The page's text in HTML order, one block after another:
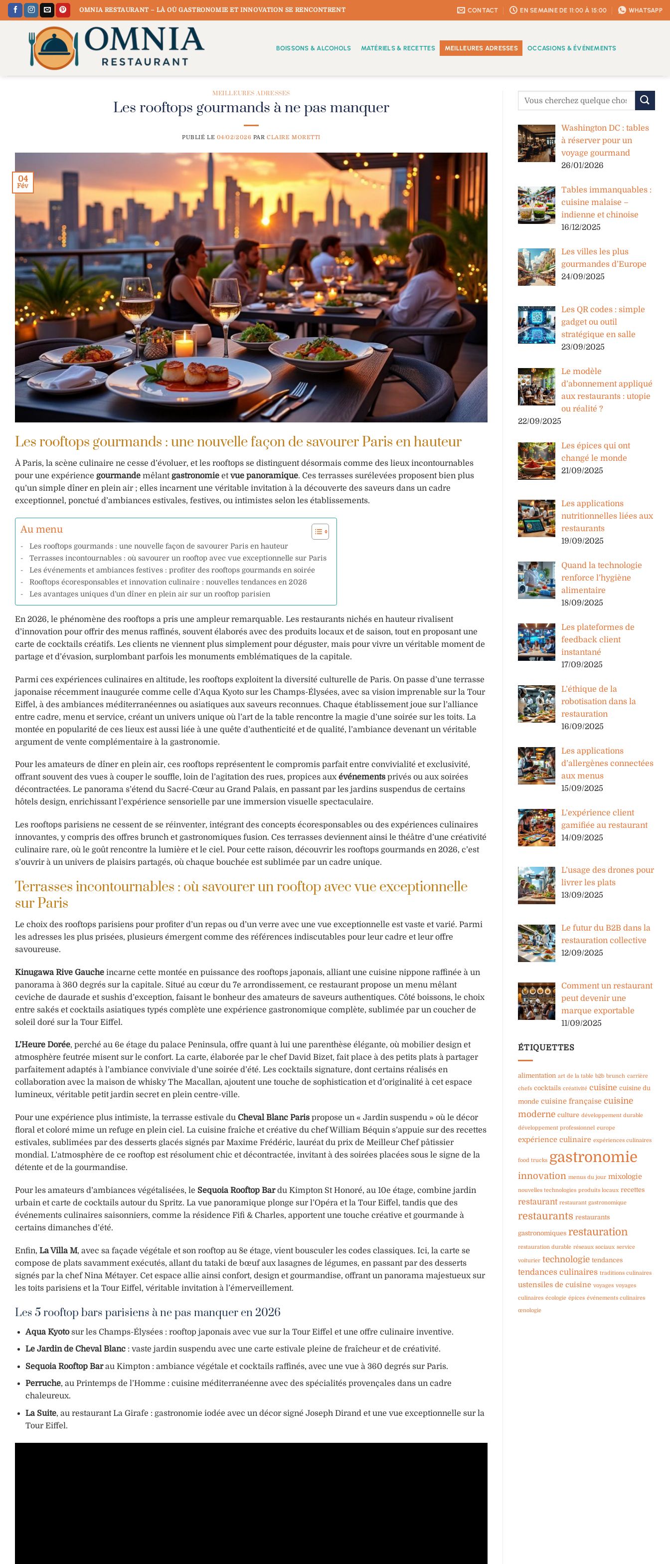
Passer
au
contenu
OMNIA RESTAURANT – LÀ OÙ GASTRONOMIE ET INNOVATION SE RENCONTRENT CONTACT EN SEMAINE DE 11:00 À 15:00 WHATSAPP
BOISSONS & ALCOHOLS MATÉRIELS & RECETTES MEILLEURES ADRESSES OCCASIONS & ÉVÉNEMENTS
MEILLEURES ADRESSES
Les rooftops gourmands à ne pas manquer
PUBLIÉ LE 04/02/2026 PARCLAIRE MORETTI
04
Fév
Les rooftops gourmands : une nouvelle façon de savourer Paris en hauteur
À Paris, la scène culinaire ne cesse d’évoluer, et les rooftops se distinguent désormais comme des lieux incontournables
pour une expérience gourmande mêlantgastronomie etvue panoramique. Ces terrasses surélevées proposent bien plus
qu’un simple dîner en plein air ; elles incarnent une véritable invitation à la découverte des saveurs dans un cadre
exceptionnel, ponctué d’ambiances estivales, festives, ou intimistes selon les établissements.
Au menu
Les rooftops gourmands : une nouvelle façon de savourer Paris en hauteur
Terrasses incontournables : où savourer un rooftop avec vue exceptionnelle sur Paris
Les événements et ambiances festives : profiter des rooftops gourmands en soirée
Rooftops écoresponsables et innovation culinaire : nouvelles tendances en 2026
Les avantages uniques d’un dîner en plein air sur un rooftop parisien
En 2026, le phénomène des rooftops a pris une ampleur remarquable. Les restaurants nichés en hauteur rivalisent
d’innovation pour offrir des menus raffinés, souvent élaborés avec des produits locaux et de saison, tout en proposant une
carte de cocktails créatifs. Les clients ne viennent plus simplement pour déguster, mais pour vivre un véritable moment de
partage et d’évasion, surplombant parfois les monuments emblématiques de la capitale.
Parmi ces expériences culinaires en altitude, les rooftops exploitent la diversité culturelle de Paris. On passe d’une terrasse
japonaise récemment inaugurée comme celle d’Aqua Kyoto sur les Champs-Élysées, avec sa vision imprenable sur la Tour
Eiffel, à des ambiances méditerranéennes ou asiatiques aux saveurs reconnues. Chaque établissement joue sur l’alliance
entre cadre, menu et service, créant un univers unique où l’art de la table rencontre la magie d’une soirée sur les toits. La
montée en popularité de ces lieux est aussi liée à une quête d’authenticité et de qualité, l’ambiance devenant un véritable
argument de vente complémentaire à la gastronomie.
Pour les amateurs de dîner en plein air, ces rooftops représentent le compromis parfait entre convivialité et exclusivité,
offrant souvent des vues à couper le souffle, loin de l’agitation des rues, propices aux événements privés ou aux soirées
décontractées. Le panorama s’étend du Sacré-Cœur au Grand Palais, en passant par les jardins suspendus de certains
hôtels design, enrichissant l’expérience sensorielle par une immersion visuelle spectaculaire.
Les rooftops parisiens ne cessent de se réinventer, intégrant des concepts écoresponsables ou des expériences culinaires
innovantes, y compris des offres brunch et gastronomiques fusion. Ces terrasses deviennent ainsi le théâtre d’une créativité
culinaire rare, où le goût rencontre la lumière et le ciel. Pour cette raison, découvrir les rooftops gourmands en 2026, c’est
s’ouvrir à un univers de plaisirs partagés, où chaque bouchée est sublimée par un cadre unique.
Terrasses incontournables : où savourer un rooftop avec vue exceptionnelle
sur Paris
Le choix des rooftops parisiens pour profiter d’un repas ou d’un verre avec une vue exceptionnelle est vaste et varié. Parmi
les adresses les plus prisées, plusieurs émergent comme des références indiscutables pour leur cadre et leur offre
savoureuse.
Kinugawa Rive Gauche incarne cette montée en puissance des rooftops japonais, alliant une cuisine nippone raffinée à un
panorama à 360 degrés sur la capitale. Situé au cœur du 7e arrondissement, ce restaurant propose un menu mêlant
ceviche de daurade et sushis d’exception, faisant le bonheur des amateurs de saveurs authentiques. Côté boissons, le choix
entre sakés et cocktails asiatiques typés complète une expérience gastronomique complète, sublimée par un coucher de
soleil doré sur la Tour Eiffel.
L’Heure Dorée, perché au 6e étage du palace Peninsula, offre quant à lui une parenthèse élégante, où mobilier design et
atmosphère feutrée misent sur le confort. La carte, élaborée par le chef David Bizet, fait place à des petits plats à partager
parfaitement adaptés à l’ambiance conviviale d’une soirée d’été. Les cocktails signature, dont certains réalisés en
collaboration avec la maison de whisky The Macallan, ajoutent une touche de sophistication et d’originalité à cet espace
lumineux, véritable petit jardin secret en plein centre-ville.
Pour une expérience plus intimiste, la terrasse estivale du Cheval Blanc Paris propose un « Jardin suspendu » où le décor
floral et coloré mime un refuge en plein ciel. La cuisine fraîche et créative du chef William Béquin s’appuie sur des recettes
estivales, sublimées par des desserts glacés signés par Maxime Frédéric, lauréat du prix de Meilleur Chef pâtissier
mondial. L’atmosphère de ce rooftop est résolument chic et décontractée, invitant à des soirées placées sous le signe de la
détente et de la gourmandise.
Pour les amateurs d’ambiances végétalisées, le Sequoia Rooftop Bardu Kimpton St Honoré, au 10e étage, combine jardin
urbain et carte de cocktails autour du Spritz. La vue panoramique plonge sur l’Opéra et la Tour Eiffel, tandis que des
événements culinaires saisonniers, comme la résidence Fifi & Charles, apportent une touche créative et gourmande à
certains dimanches d’été.
Enfin, La Villa M, avec sa façade végétale et son rooftop au 8e étage, vient bousculer les codes classiques. Ici, la carte se
compose de plats savamment exécutés, allant du tataki de bœuf aux lasagnes de légumes, en passant par des desserts
signés par la chef Nina Métayer. Cet espace allie ainsi confort, design et gourmandise, offrant un panorama majestueux sur
les toits parisiens et la Tour Eiffel, véritable invitation à l’émerveillement.
Les 5 rooftop bars parisiens à ne pas manquer en 2026
Aqua Kyotosur les Champs-Élysées : rooftop japonais avec vue sur la Tour Eiffel et une offre culinaire inventive.
Le Jardin de Cheval Blanc: vaste jardin suspendu avec une carte estivale pleine de fraîcheur et de créativité.
Sequoia Rooftop Barau Kimpton : ambiance végétale et cocktails raffinés, avec une vue à 360 degrés sur Paris.
Perruche, au Printemps de l’Homme : cuisine méditerranéenne avec des spécialités provençales dans un cadre
chaleureux.
La Suite, au restaurant La Girafe : gastronomie iodée avec un décor signé Joseph Dirand et une vue exceptionnelle sur la
Tour Eiffel.
Washington DC : tables
à réserver pour un
voyage gourmand
26/01/2026
Tables immanquables :
cuisine malaise –
indienne et chinoise
16/12/2025
Les villes les plus
gourmandes d’Europe
24/09/2025
Les QR codes : simple
gadget ou outil
stratégique en salle
23/09/2025
Le modèle
d’abonnement appliqué
aux restaurants : utopie
ou réalité ?
22/09/2025
Les épices qui ont
changé le monde
21/09/2025
Les applications
nutritionnelles liées aux
restaurants
19/09/2025
Quand la technologie
renforce l’hygiène
alimentaire
18/09/2025
Les plateformes de
feedback client
instantané
17/09/2025
L’éthique de la
robotisation dans la
restauration
16/09/2025
Les applications
d’allergènes connectées
aux menus
15/09/2025
L’expérience client
gamifiée au restaurant
14/09/2025
L’usage des drones pour
livrer les plats
13/09/2025
Le futur du B2B dans la
restauration collective
12/09/2025
Comment un restaurant
peut devenir une
marque exportable
11/09/2025
ÉTIQUETTES
alimentation art de la table b2b brunch carrière
chefs cocktails créativité cuisine cuisine du
monde cuisine française cuisine
moderne culture développement durable
développement professionnel europe
expérience culinaire expériences culinaires
food trucks gastronomie
innovation menus du jour mixologie
nouvelles technologies produits locaux recettes
restaurant restaurant gastronomique
restaurants restaurants
gastronomiques restauration
restauration durable réseaux sociaux service
voiturier technologie tendances
tendances culinaires traditions culinaires
ustensiles de cuisine voyages voyages
culinaires écologie épices événements culinaires
œnologie